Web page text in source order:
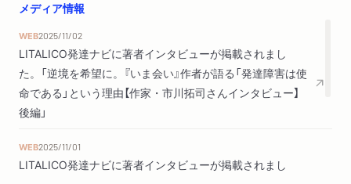
５ ぼくが世界と繋がるまで
「バーバーいちかわ」 ／道標 ／韓国版「いま、会いにゆきま
す」 ／出来ないものは出来ない ／世界に優しさを流行らせて
ぇ！ ／ハリウッドからのオファーふたたび ／優しさのイン
フレーション的膨張 ／ビッグボム ／Red Circle Authors
場
メディア情報
WEB2025/11/02
LITALICO発達ナビに著者インタビューが掲載されまし
た。「逆境を希望に。『いま会い』作者が語る「発達障害は使
命である」という理由【作家・市川拓司さんインタビュー】
後編」
WEB2025/11/01
LITALICO発達ナビに著者インタビューが掲載されまし